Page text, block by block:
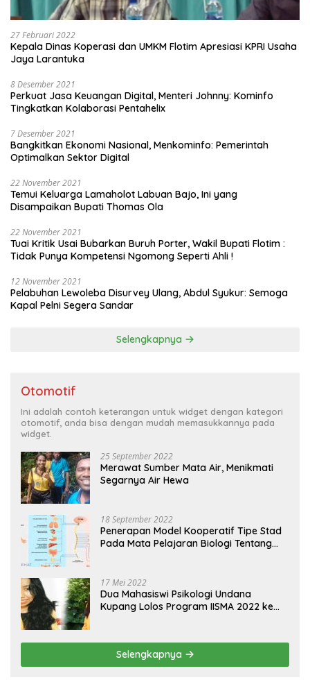
27 Februari 2022
Kepala Dinas Koperasi dan UMKM Flotim Apresiasi KPRI Usaha
Jaya Larantuka
8 Desember 2021
Perkuat Jasa Keuangan Digital, Menteri Johnny: Kominfo
Tingkatkan Kolaborasi Pentahelix
7 Desember 2021
Bangkitkan Ekonomi Nasional, Menkominfo: Pemerintah
Optimalkan Sektor Digital
22 November 2021
Temui Keluarga Lamaholot Labuan Bajo, Ini yang
Disampaikan Bupati Thomas Ola
22 November 2021
Tuai Kritik Usai Bubarkan Buruh Porter, Wakil Bupati Flotim :
Tidak Punya Kompetensi Ngomong Seperti Ahli !
12 November 2021
Pelabuhan Lewoleba Disurvey Ulang, Abdul Syukur: Semoga
Kapal Pelni Segera Sandar
Selengkapnya
Otomotif
Ini adalah contoh keterangan untuk widget dengan kategori
otomotif, anda bisa dengan mudah memasukkannya pada
widget.
25 September 2022
Merawat Sumber Mata Air, Menikmati
Segarnya Air Hewa
18 September 2022
Penerapan Model Kooperatif Tipe Stad
Pada Mata Pelajaran Biologi Tentang
17 Mei 2022
Dua Mahasiswi Psikologi Undana
Kupang Lolos Program IISMA 2022 ke
Selengkapnya